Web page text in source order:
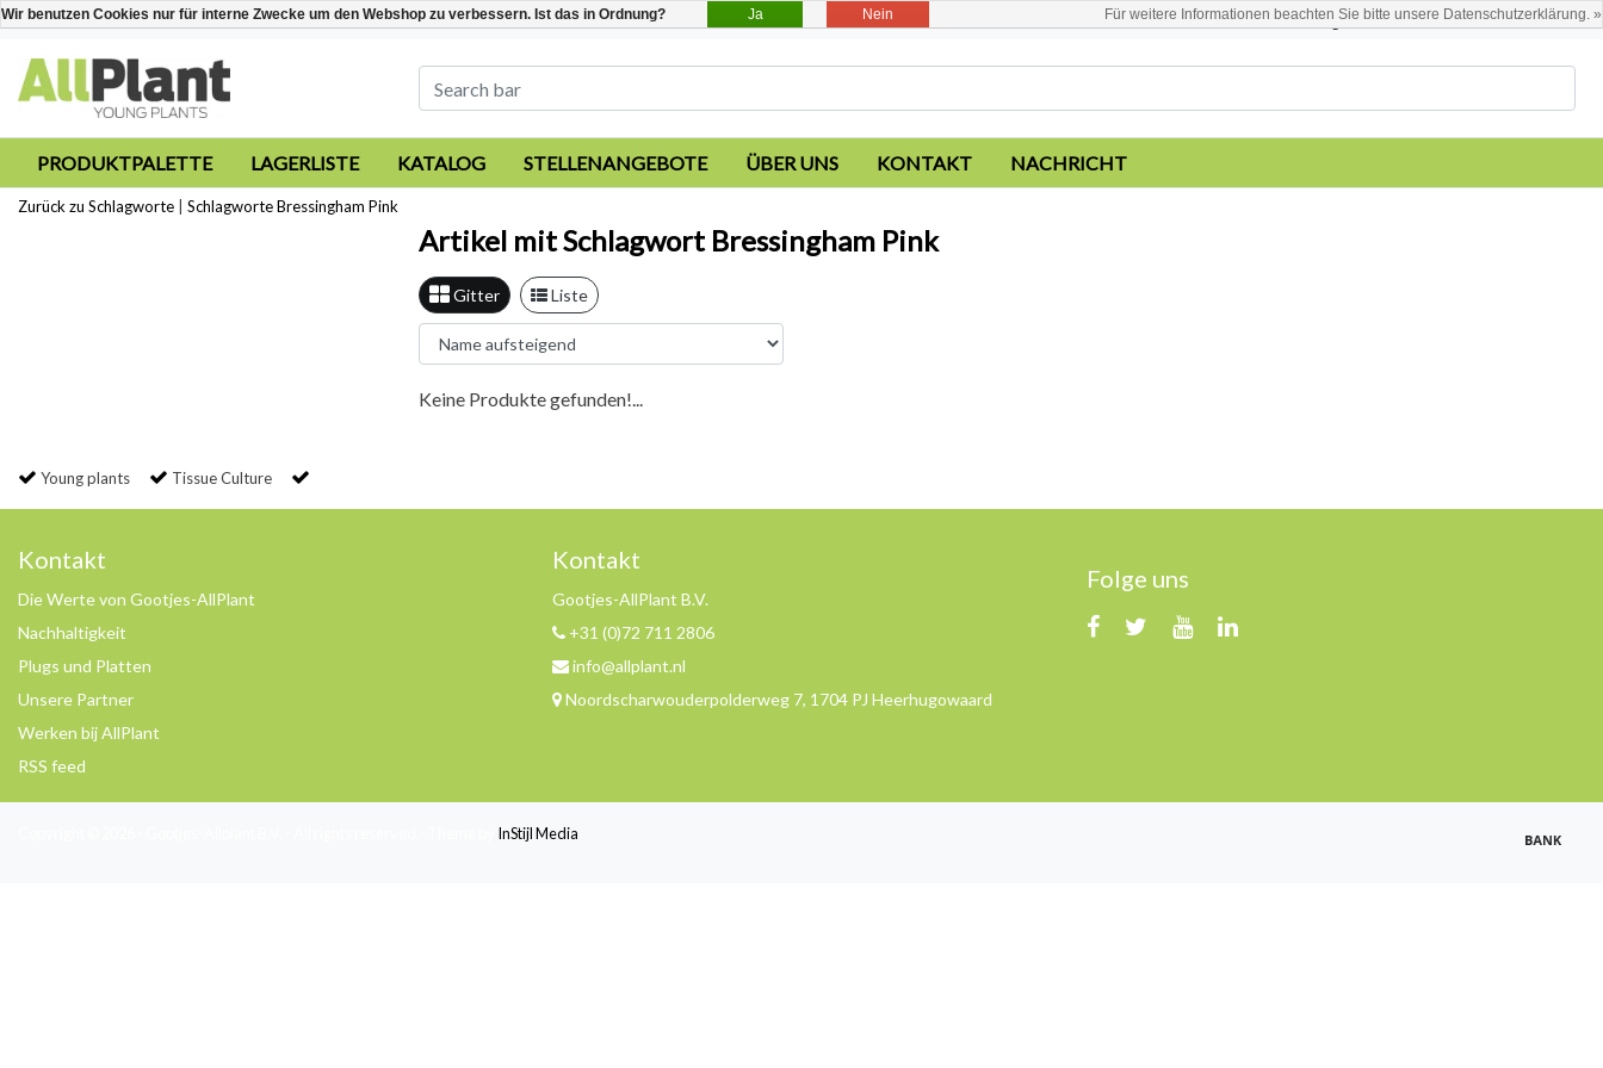
Kundenkonto anlegen / anmelden Deutsch
PRODUKTPALETTE LAGERLISTE KATALOG STELLENANGEBOTE ÜBER UNS KONTAKT NACHRICHT
Zurück zu Schlagworte SchlagworteBressingham Pink
Artikel mit Schlagwort Bressingham Pink
Gitter Liste
Keine Produkte gefunden!...
Young plants Tissue Culture
Kontakt
Die Werte von Gootjes-AllPlant
Nachhaltigkeit
Plugs und Platten
Unsere Partner
Werken bij AllPlant
RSS feed
Kontakt
Gootjes-AllPlant B.V.
+31 (0)72 711 2806
info@allplant.nl
Noordscharwouderpolderweg 7, 1704 PJ Heerhugowaard
Folge uns
InStijl Media
Wir benutzen Cookies nur für interne Zwecke um den Webshop zu verbessern. Ist das in Ordnung? Ja Nein Für weitere Informationen beachten Sie bitte unsere Datenschutzerklärung. »